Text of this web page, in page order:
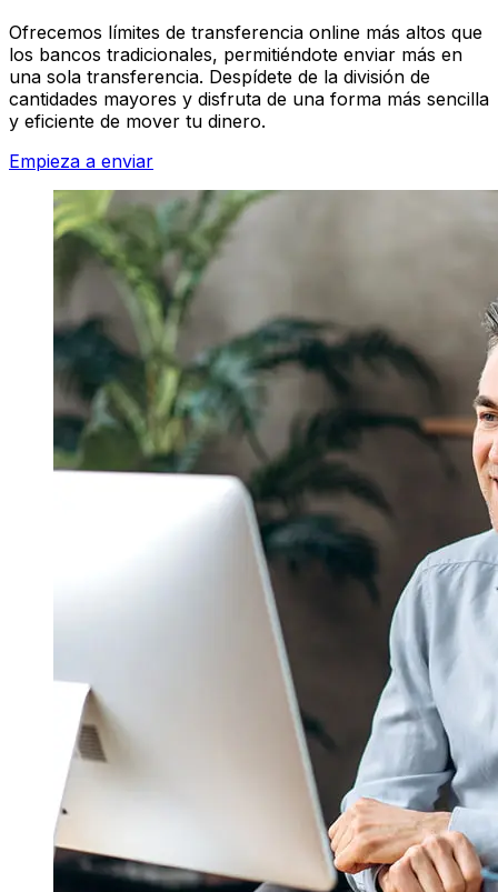
Ofrecemos límites de transferencia online más altos que
los bancos tradicionales, permitiéndote enviar más en
una sola transferencia. Despídete de la división de
cantidades mayores y disfruta de una forma más sencilla
y eficiente de mover tu dinero.
Empieza a enviar